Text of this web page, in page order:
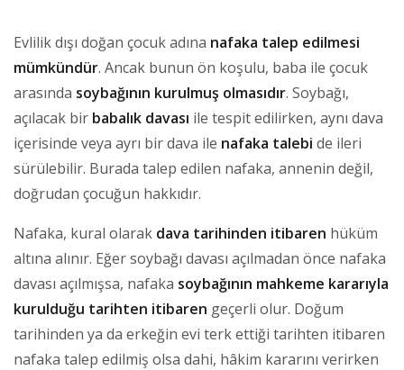
Evlilik dışı doğan çocuk adına nafaka talep edilmesi
mümkündür. Ancak bunun ön koşulu, baba ile çocuk
arasında soybağının kurulmuş olmasıdır. Soybağı,
açılacak bir babalık davası ile tespit edilirken, aynı dava
içerisinde veya ayrı bir dava ile nafaka talebi de ileri
sürülebilir. Burada talep edilen nafaka, annenin değil,
doğrudan çocuğun hakkıdır.
Nafaka, kural olarak dava tarihinden itibaren hüküm
altına alınır. Eğer soybağı davası açılmadan önce nafaka
davası açılmışsa, nafaka soybağının mahkeme kararıyla
kurulduğu tarihten itibaren geçerli olur. Doğum
tarihinden ya da erkeğin evi terk ettiği tarihten itibaren
nafaka talep edilmiş olsa dahi, hâkim kararını verirken